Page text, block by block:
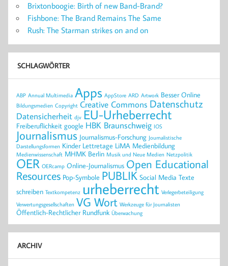
Brixtonboogie: Birth of new Band-Brand?
Fishbone: The Brand Remains The Same
Rush: The Starman strikes on and on
SCHLAGWÖRTER
ABP Annual Multimedia Apps AppStore ARD Artwork Besser Online
Bildungsmedien Copyright Creative Commons Datenschutz
Datensicherheit djv EU-Urheberrecht
Freiberuflichkeit google HBK Braunschweig IOS
Journalismus Journalismus-Forschung Journalistische
Darstellungsformen Kinder Lettretage LiMA Medienbildung
Medienwissenschaft MHMK Berlin Musik und Neue Medien Netzpolitik
OER OERcamp Online-Journalismus Open Educational
Resources Pop-Symbole PUBLIK Social Media Texte
schreiben Textkompetenz urheberrecht Verlegerbeteiligung
Verwertungsgesellschaften VG Wort Werkzeuge für Journalisten
Öffentlich-Rechtlicher Rundfunk Überwachung
ARCHIV